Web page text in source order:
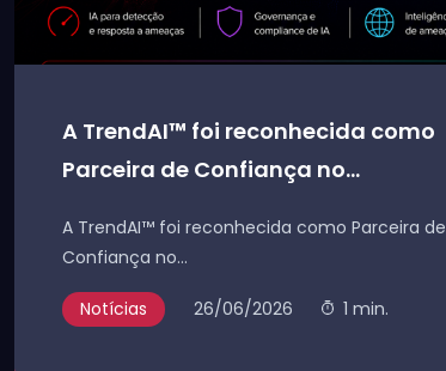
A TrendAI™ foi reconhecida como
Parceira de Confiança no...
A TrendAI™ foi reconhecida como Parceira de
Confiança no...
Notícias 26/06/2026 1 min.